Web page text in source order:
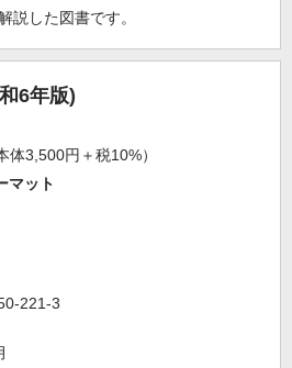
説した図書です。
6年版)
体3,500円＋税10%）
マット
221-3